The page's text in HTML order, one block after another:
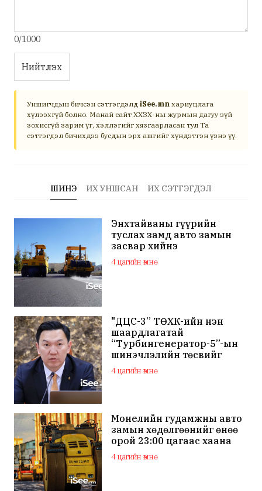
0/1000
Нийтлэх
Уншигчдын бичсэн сэтгэгдэлд iSee.mn хариуцлага
хүлээхгүй болно. Манай сайт ХХЗХ-ны журмын дагуу зүй
зохисгүй зарим үг, хэллэгийг хязгаарласан тул Та
сэтгэгдэл бичихдээ бусдын эрх ашгийг хүндэтгэн үзнэ үү.
ШИНЭ ИХ УНШСАН ИХ СЭТГЭГДЭЛ
Энхтайваны гүүрийн
туслах замд авто замын
засвар хийнэ
4 цагийн өмнө
"ДЦС-3” ТӨХК-ийн нэн
шаардлагатай
“Турбингенератор-5”-ын
шинэчлэлийн төсвийг
шийдвэрлэхээр болов
4 цагийн өмнө
Монелийн гудамжны авто
замын хөдөлгөөнийг өнөө
орой 23:00 цагаас хаана
4 цагийн өмнө